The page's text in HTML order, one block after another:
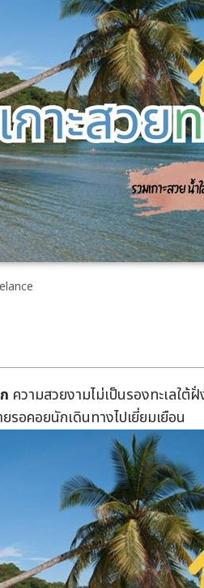
ความสวยงามไม่เป็นรองทะเลใต้
อคอยนักเดินทางไปเยี่ยมเยือน